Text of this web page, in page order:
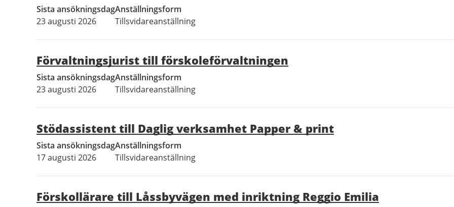
Sista ansökningsdag
23 augusti 2026
Anställningsform
Tillsvidareanställning
Förvaltningsjurist till förskoleförvaltningen
Sista ansökningsdag
23 augusti 2026
Anställningsform
Tillsvidareanställning
Stödassistent till Daglig verksamhet Papper & print
Sista ansökningsdag
17 augusti 2026
Anställningsform
Tillsvidareanställning
Förskollärare till Låssbyvägen med inriktning Reggio Emilia